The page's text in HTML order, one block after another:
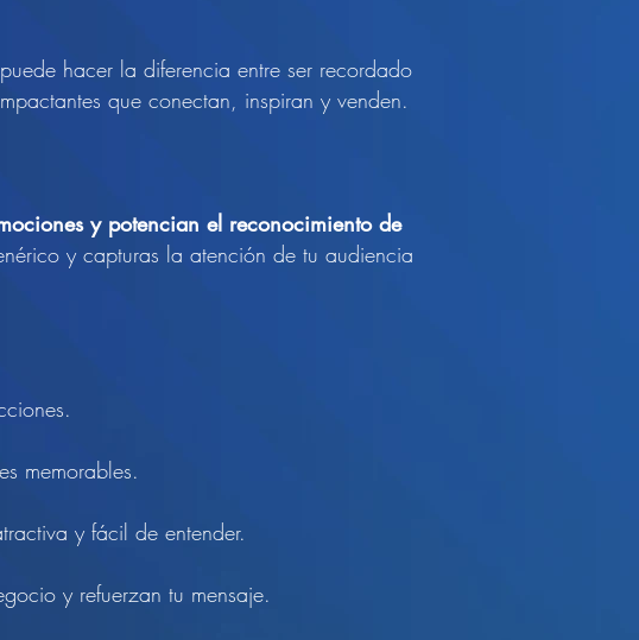
hacer la diferencia entre ser recordado
que conectan, inspiran y venden.
y potencian el reconocimiento de
y capturas la atención de tu audiencia
memorables.
y fácil de entender.
y refuerzan tu mensaje.